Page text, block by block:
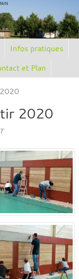
Infos pratiques
et Plan
2020